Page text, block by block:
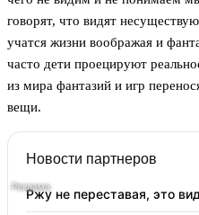
говорят, что видят
учатся жизни воображая и
часто дети проецируют
из мира фантазий и игр
вещи.
Новости партнеров
Ржу не переставая, это